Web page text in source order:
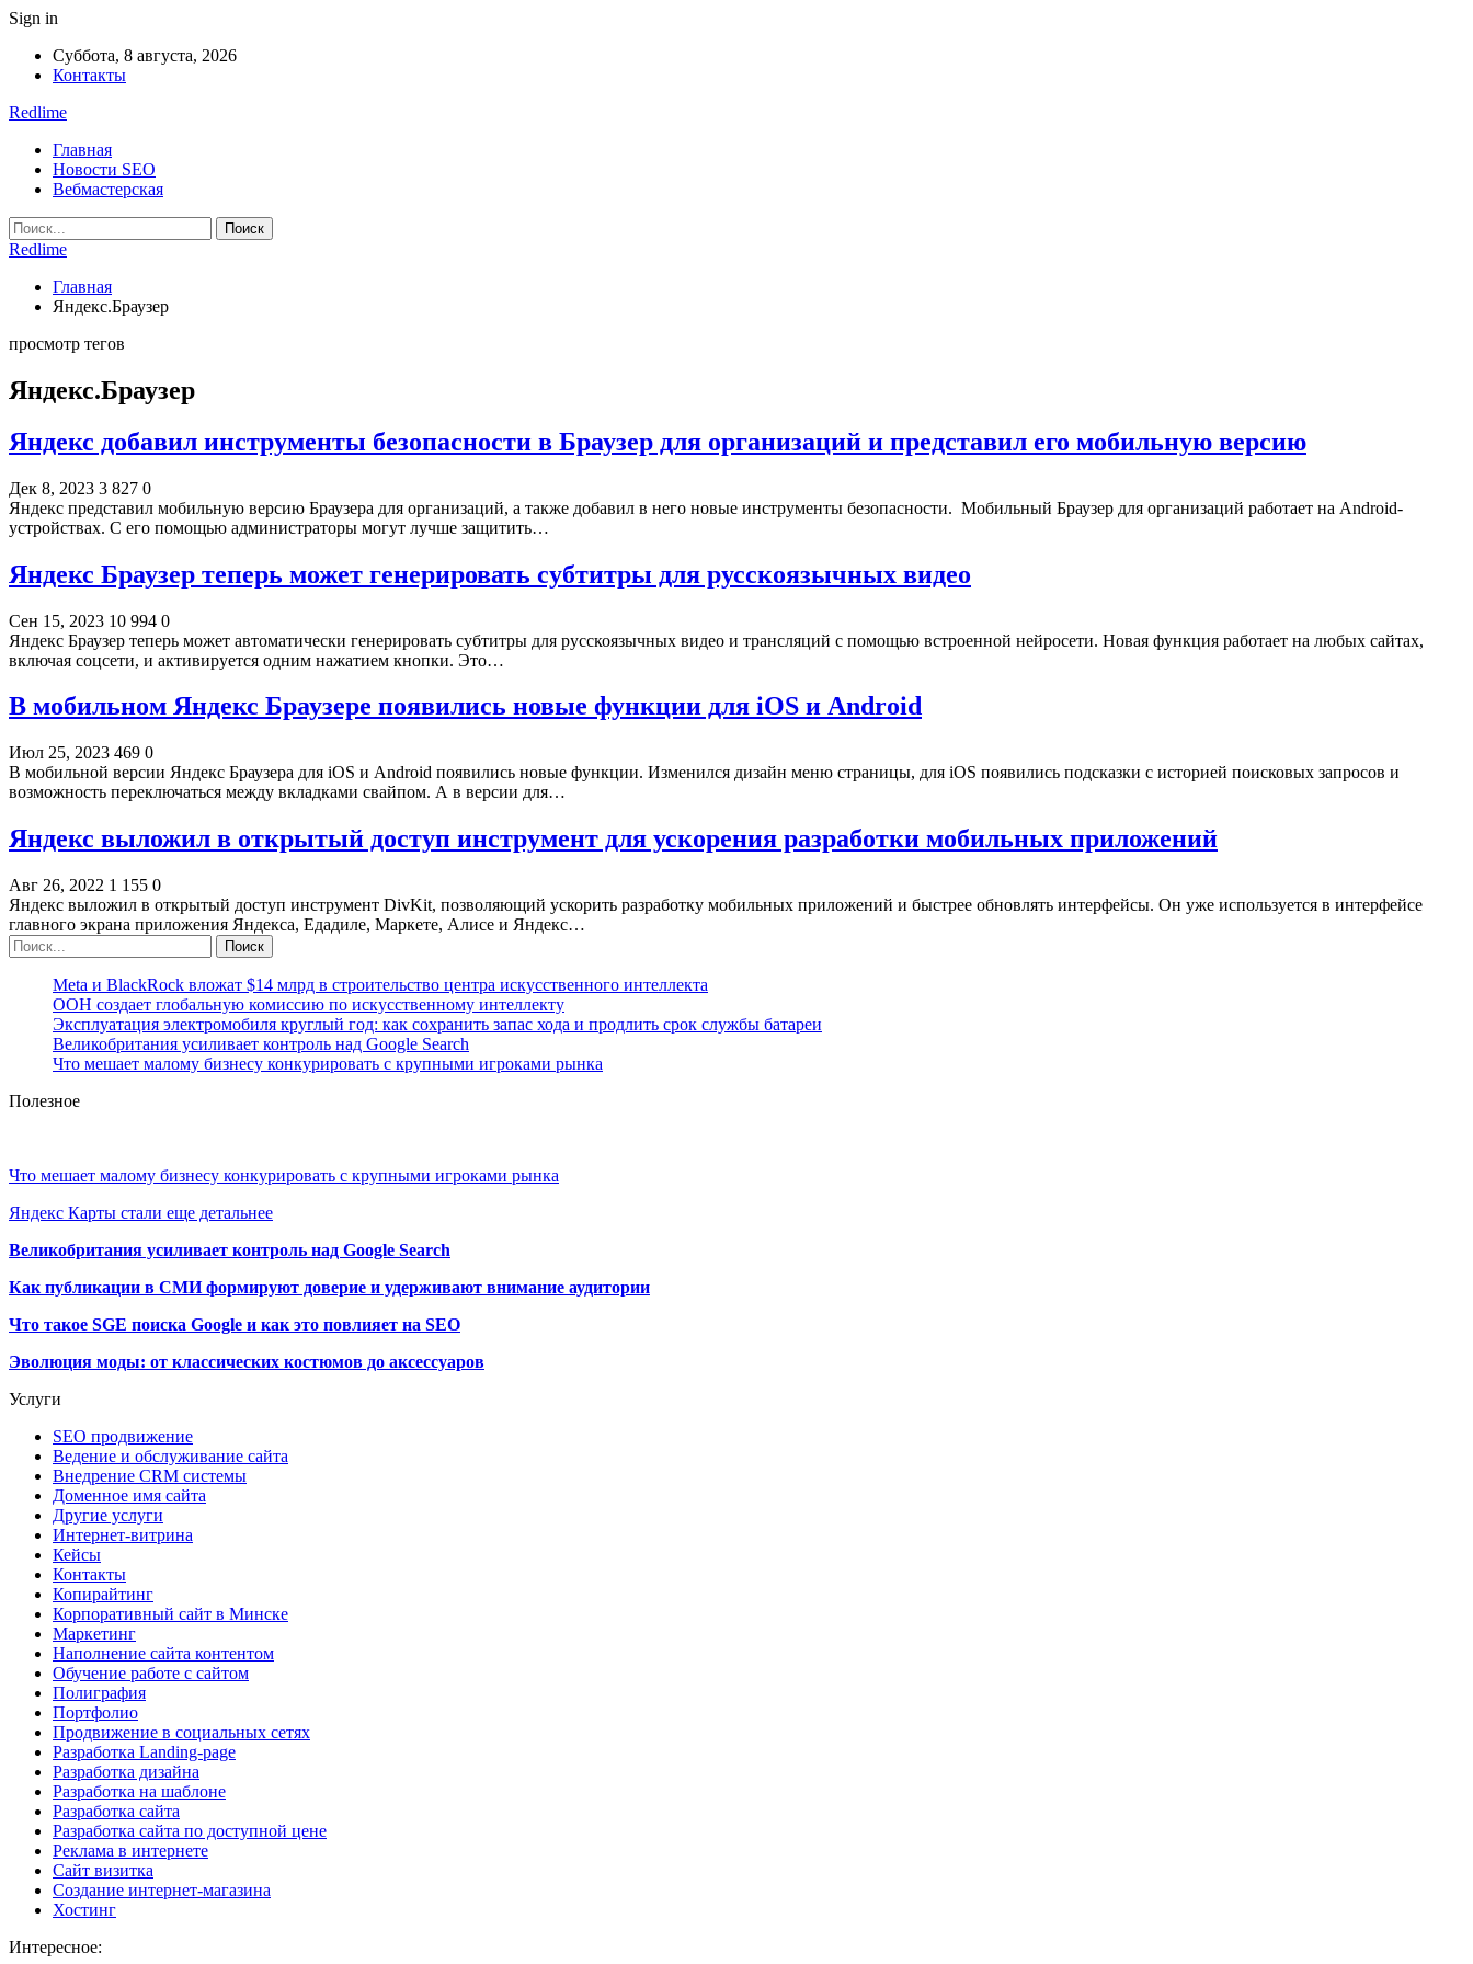
Sign in
Суббота, 8 августа, 2026
Контакты
Redlime
Главная
Новости SEO
Вебмастерская
Redlime
Главная
Яндекс.Браузер
просмотр тегов
Яндекс.Браузер
Яндекс добавил инструменты безопасности в Браузер для организаций и представил его мобильную версию
Дек 8, 2023 3 827 0
Яндекс представил мобильную версию Браузера для организаций, а также добавил в него новые инструменты безопасности. Мобильный Браузер для организаций работает на Android-
устройствах. С его помощью администраторы могут лучше защитить…
Яндекс Браузер теперь может генерировать субтитры для русскоязычных видео
Сен 15, 2023 10 994 0
Яндекс Браузер теперь может автоматически генерировать субтитры для русскоязычных видео и трансляций с помощью встроенной нейросети. Новая функция работает на любых сайтах,
включая соцсети, и активируется одним нажатием кнопки. Это…
В мобильном Яндекс Браузере появились новые функции для iOS и Android
Июл 25, 2023 469 0
В мобильной версии Яндекс Браузера для iOS и Android появились новые функции. Изменился дизайн меню страницы, для iOS появились подсказки с историей поисковых запросов и
возможность переключаться между вкладками свайпом. А в версии для…
Яндекс выложил в открытый доступ инструмент для ускорения разработки мобильных приложений
Авг 26, 2022 1 155 0
Яндекс выложил в открытый доступ инструмент DivKit, позволяющий ускорить разработку мобильных приложений и быстрее обновлять интерфейсы. Он уже используется в интерфейсе
главного экрана приложения Яндекса, Едадиле, Маркете, Алисе и Яндекс…
Meta и BlackRock вложат $14 млрд в строительство центра искусственного интеллекта
ООН создает глобальную комиссию по искусственному интеллекту
Эксплуатация электромобиля круглый год: как сохранить запас хода и продлить срок службы батареи
Великобритания усиливает контроль над Google Search
Что мешает малому бизнесу конкурировать с крупными игроками рынка
Полезное
Что мешает малому бизнесу конкурировать с крупными игроками рынка
Яндекс Карты стали еще детальнее
Великобритания усиливает контроль над Google Search
Как публикации в СМИ формируют доверие и удерживают внимание аудитории
Что такое SGE поиска Google и как это повлияет на SEO
Эволюция моды: от классических костюмов до аксессуаров
Услуги
SEO продвижение
Ведение и обслуживание сайта
Внедрение CRM системы
Доменное имя сайта
Другие услуги
Интернет-витрина
Кейсы
Контакты
Копирайтинг
Корпоративный сайт в Минске
Маркетинг
Наполнение сайта контентом
Обучение работе с сайтом
Полиграфия
Портфолио
Продвижение в социальных сетях
Разработка Landing-page
Разработка дизайна
Разработка на шаблоне
Разработка сайта
Разработка сайта по доступной цене
Реклама в интернете
Сайт визитка
Создание интернет-магазина
Хостинг
Интересное: